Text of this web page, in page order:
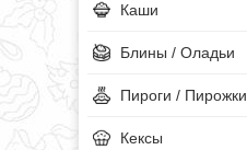
Каши
Блины / Оладьи
Пироги / Пирожки
Кексы